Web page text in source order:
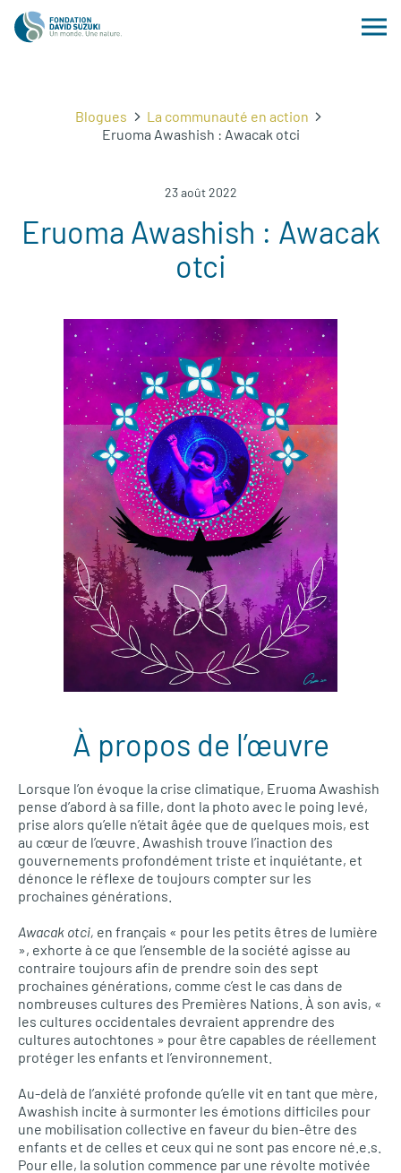
Blogues
La communauté en action
Eruoma Awashish : Awacak otci
23 août 2022
Eruoma Awashish : Awacak
otci
À propos de l’œuvre
Lorsque l’on évoque la crise climatique, Eruoma Awashish
pense d’abord à sa fille, dont la photo avec le poing levé,
prise alors qu’elle n’était âgée que de quelques mois, est
au cœur de l’œuvre. Awashish trouve l’inaction des
gouvernements profondément triste et inquiétante, et
dénonce le réflexe de toujours compter sur les
prochaines générations.
Awacak otci, en français « pour les petits êtres de lumière
», exhorte à ce que l’ensemble de la société agisse au
contraire toujours afin de prendre soin des sept
prochaines générations, comme c’est le cas dans de
nombreuses cultures des Premières Nations. À son avis, «
les cultures occidentales devraient apprendre des
cultures autochtones » pour être capables de réellement
protéger les enfants et l’environnement.
Au-delà de l’anxiété profonde qu’elle vit en tant que mère,
Awashish incite à surmonter les émotions difficiles pour
une mobilisation collective en faveur du bien-être des
enfants et de celles et ceux qui ne sont pas encore né.e.s.
Pour elle, la solution commence par une révolte motivée